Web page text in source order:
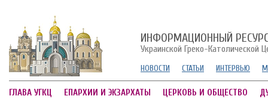
ИНФОРМАЦИОННЫЙ
Украинской Греко-Католической
НОВОСТИ СТАТЬИ ИНТЕРВЬЮ
ГЛАВА УГКЦ ЕПАРХИИ И ЭКЗАРХАТЫ ЦЕРКОВЬ И ОБЩЕСТВО